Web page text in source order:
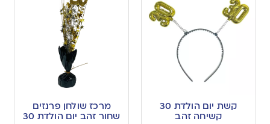
קשת יום הולדת 30
קשיחה זהב
מרכז שולחן פרנזים
שחור זהב יום הולדת 30